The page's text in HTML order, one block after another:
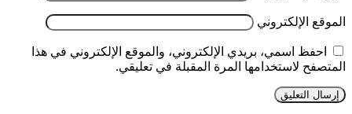
الموقع الإلكتروني
احفظ اسمي، بريدي الإلكتروني، والموقع الإلكتروني في هذا
المتصفح لاستخدامها المرة المقبلة في تعليقي.